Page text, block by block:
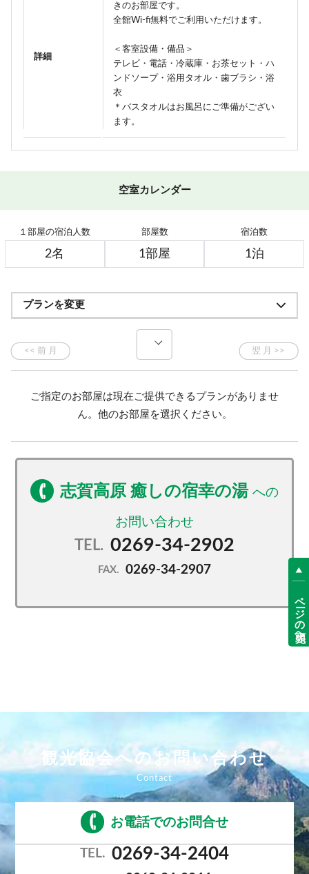
詳細
きのお部屋です。
全館Wi-fi無料でご利用いただけます。
＜客室設備・備品＞
テレビ・電話・冷蔵庫・お茶セット・ハ
ンドソープ・浴用タオル・歯ブラシ・浴
衣
＊バスタオルはお風呂にご準備がござい
ます。
空室カレンダー
１部屋の宿泊人数 部屋数 宿泊数
プランを変更
ご指定のお部屋は現在ご提供できるプランがありませ
ん。他のお部屋を選択ください。
志賀高原 癒しの宿幸の湯
TEL. 0269-34-2902
FAX. 0269-34-2907
観光協会へのお問い合わせ
お電話でのお問合せ
TEL. 0269-34-2404
ページの先頭へ